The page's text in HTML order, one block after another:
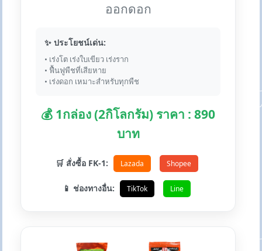
ออกดอก
✨ ประโยชน์เด่น:
• เร่งโต เร่งใบเขียว เร่งราก
• ฟื้นฟูพืชที่เสียหาย
• เร่งดอก เหมาะสำหรับทุกพืช
💰 1กล่อง (2กิโลกรัม) ราคา : 890
บาท
🛒 สั่งซื้อ FK-1: Lazada Shopee
📱 ช่องทางอื่น: TikTok Line